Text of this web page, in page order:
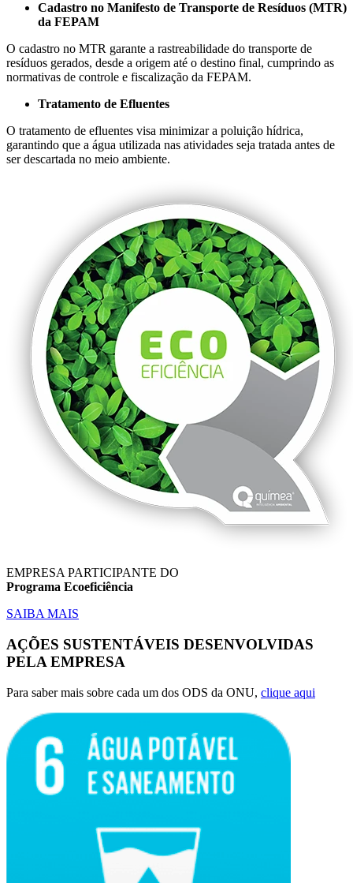
Cadastro no Manifesto de Transporte de Resíduos (MTR)
da FEPAM
O cadastro no MTR garante a rastreabilidade do transporte de
resíduos gerados, desde a origem até o destino final, cumprindo as
normativas de controle e fiscalização da FEPAM.
Tratamento de Efluentes
O tratamento de efluentes visa minimizar a poluição hídrica,
garantindo que a água utilizada nas atividades seja tratada antes de
ser descartada no meio ambiente.
EMPRESA PARTICIPANTE DO
Programa Ecoeficiência
SAIBA MAIS
AÇÕES SUSTENTÁVEIS DESENVOLVIDAS
PELA EMPRESA
Para saber mais sobre cada um dos ODS da ONU, clique aqui